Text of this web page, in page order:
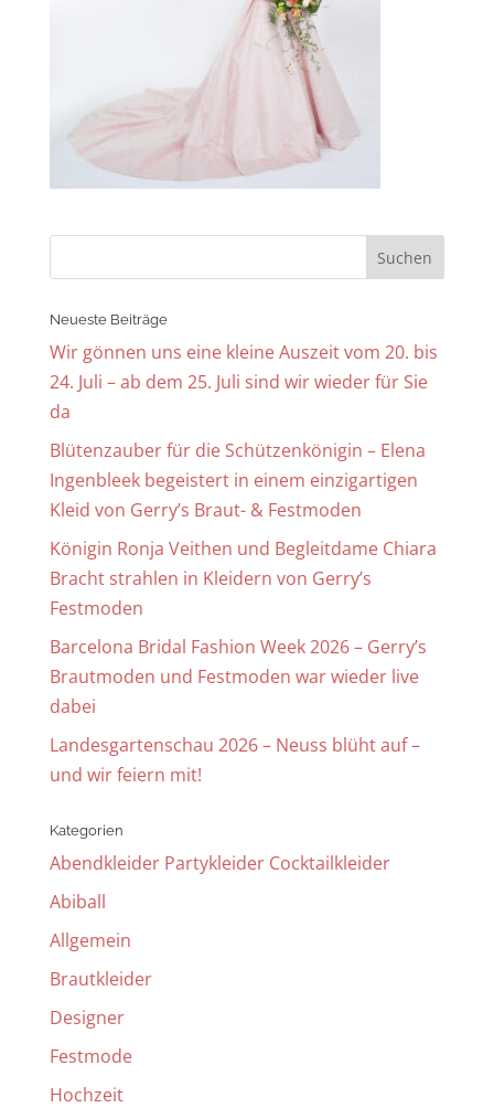
Neueste Beiträge
Wir gönnen uns eine kleine Auszeit vom 20. bis
24. Juli – ab dem 25. Juli sind wir wieder für Sie
da
Blütenzauber für die Schützenkönigin – Elena
Ingenbleek begeistert in einem einzigartigen
Kleid von Gerry’s Braut- & Festmoden
Königin Ronja Veithen und Begleitdame Chiara
Bracht strahlen in Kleidern von Gerry’s
Festmoden
Barcelona Bridal Fashion Week 2026 – Gerry’s
Brautmoden und Festmoden war wieder live
dabei
Landesgartenschau 2026 – Neuss blüht auf –
und wir feiern mit!
Kategorien
Abendkleider Partykleider Cocktailkleider
Abiball
Allgemein
Brautkleider
Designer
Festmode
Hochzeit